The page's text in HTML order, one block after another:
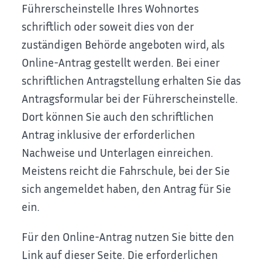
Führerscheinstelle Ihres Wohnortes
schriftlich oder soweit dies von der
zuständigen Behörde angeboten wird, als
Online-Antrag gestellt werden. Bei einer
schriftlichen Antragstellung erhalten Sie das
Antragsformular bei der Führerscheinstelle.
Dort können Sie auch den schriftlichen
Antrag inklusive der erforderlichen
Nachweise und Unterlagen einreichen.
Meistens reicht die Fahrschule, bei der Sie
sich angemeldet haben, den Antrag für Sie
ein.
Für den Online-Antrag nutzen Sie bitte den
Link auf dieser Seite. Die erforderlichen